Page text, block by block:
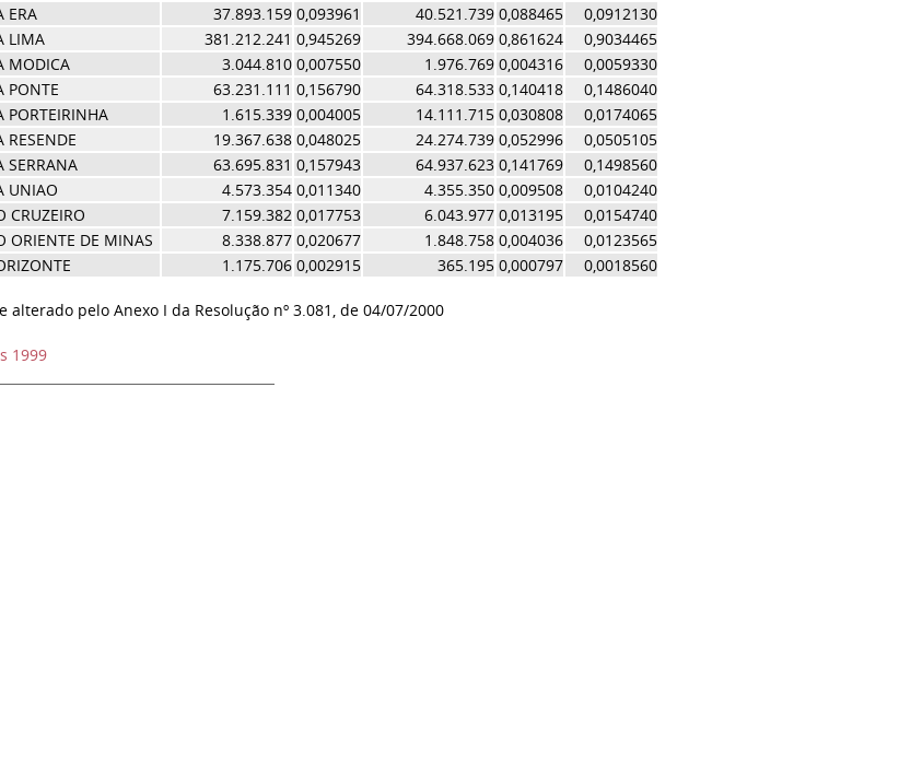
ERA
37.893.159 0,093961 40.521.739 0,088465
0,0912130
LIMA
381.212.241 0,945269 394.668.069 0,861624
0,9034465
MODICA
3.044.810 0,007550 1.976.769 0,004316
0,0059330
PONTE 63.231.111 0,156790 64.318.533 0,140418
0,1486040
PORTEIRINHA
1.615.339 0,004005 14.111.715 0,030808
0,0174065
RESENDE
19.367.638 0,048025 24.274.739 0,052996
0,0505105
SERRANA
63.695.831 0,157943 64.937.623 0,141769
0,1498560
UNIAO
4.573.354 0,011340 4.355.350 0,009508
0,0104240
CRUZEIRO
7.159.382 0,017753 6.043.977 0,013195
0,0154740
ORIENTE DE MINAS
8.338.877 0,020677 1.848.758 0,004036
0,0123565
1.175.706 0,002915 365.195 0,000797 0,0018560
alterado pelo Anexo I da Resolução nº 3.081, de 04/07/2000
1999